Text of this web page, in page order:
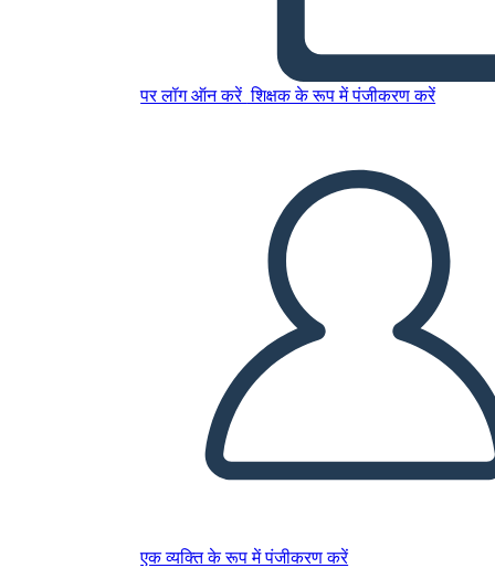
पर लॉग ऑन करें शिक्षक के रूप में पंजीकरण करें
एक व्यक्ति के रूप में पंजीकरण करें
13 Colonie Confronta
Contrasto
स्टोरीबोर्ड बनाएं
स्लाइड शो चलाएं
मुझे पढ़कर सुनाओ